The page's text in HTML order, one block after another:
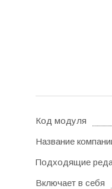
Код модуля
Название
Подходящие
Включает в себя